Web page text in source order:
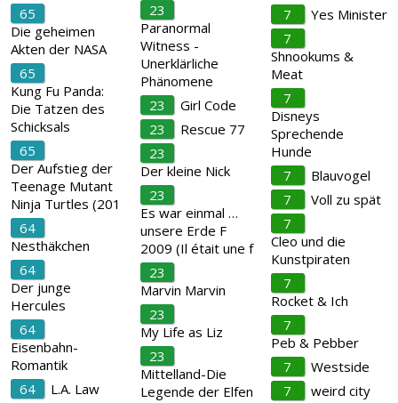
65
Die geheimen
Akten der NASA
65
Kung Fu Panda:
Die Tatzen des
Schicksals
65
Der Aufstieg der
Teenage Mutant
Ninja Turtles (201
64
Nesthäkchen
64
Der junge
Hercules
64
Eisenbahn-
Romantik
64
L.A. Law
23
Paranormal
Witness -
Unerklärliche
Phänomene
23
Girl Code
23
Rescue 77
23
Der kleine Nick
23
Es war einmal …
unsere Erde F
2009 (Il était une f
23
Marvin Marvin
23
My Life as Liz
23
Mittelland-Die
Legende der Elfen
7
Yes Minister
7
Shnookums &
Meat
7
Disneys
Sprechende
Hunde
7
Blauvogel
7
Voll zu spät
7
Cleo und die
Kunstpiraten
7
Rocket & Ich
7
Peb & Pebber
7
Westside
7
weird city